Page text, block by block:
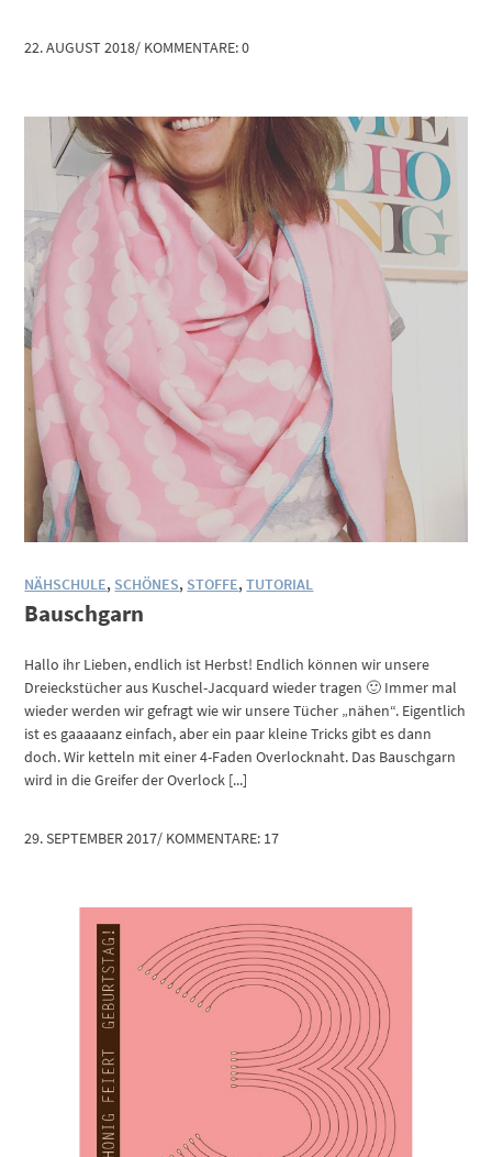
22. AUGUST 2018/ KOMMENTARE: 0
NÄHSCHULE, SCHÖNES, STOFFE,TUTORIAL
Bauschgarn
Hallo ihr Lieben, endlich ist Herbst! Endlich können wir unsere
Dreieckstücher aus Kuschel-Jacquard wieder tragen 🙂 Immer mal
wieder werden wir gefragt wie wir unsere Tücher „nähen“. Eigentlich
ist es gaaaaanz einfach, aber ein paar kleine Tricks gibt es dann
doch. Wir ketteln mit einer 4-Faden Overlocknaht. Das Bauschgarn
wird in die Greifer der Overlock [...]
29. SEPTEMBER 2017/ KOMMENTARE: 17